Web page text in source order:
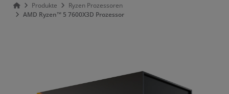
Produkte
Ryzen Prozessoren
AMD Ryzen™ 5 7600X3D Prozessor